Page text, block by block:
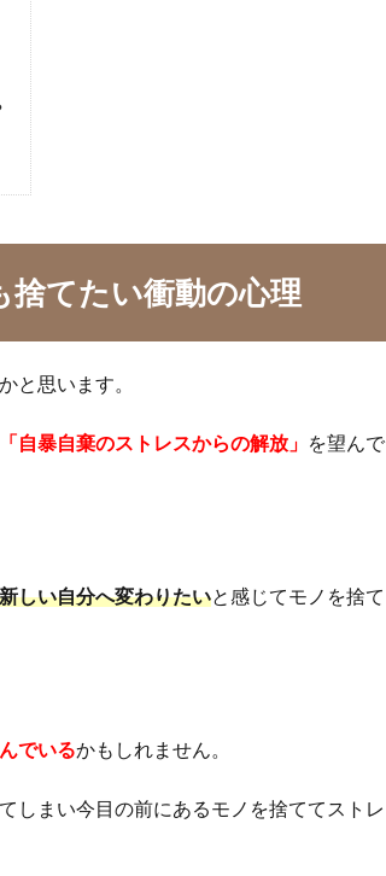
てたい衝動の心理
と思います。
自暴自棄のストレスからの解放」 を望んで
しい自分へ変わりたいと感じてモノを捨て
でいるかもしれません。
しまい今目の前にあるモノを捨ててストレ